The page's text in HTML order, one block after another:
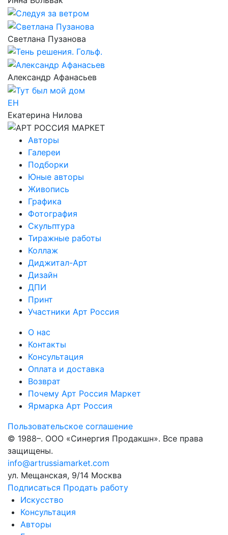
Светлана Пузанова
Александр Афанасьев
ЕН
Екатерина Нилова
Авторы
Галереи
Подборки
Юные авторы
Живопись
Графика
Фотография
Скульптура
Тиражные работы
Коллаж
Диджитал-Арт
Дизайн
ДПИ
Принт
Участники Арт Россия
О нас
Контакты
Консультация
Оплата и доставка
Возврат
Почему Арт Россия Маркет
Ярмарка Арт Россия
Пользовательское соглашение
© 1988–. ООО «Синергия Продакшн». Все права
защищены.
info@artrussiamarket.com
ул. Мещанская, 9/14 Москва
Подписаться Продать работу
Искусство
Консультация
Авторы